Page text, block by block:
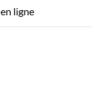
ligne